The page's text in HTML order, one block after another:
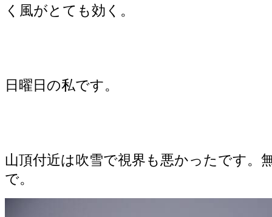
く風がとても効く。
日曜日の私です。
山頂付近は吹雪で視界も悪かったです。
で。